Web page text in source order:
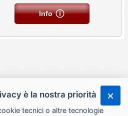
Info
è la nostra priorità
tecnici o altre tecnologie